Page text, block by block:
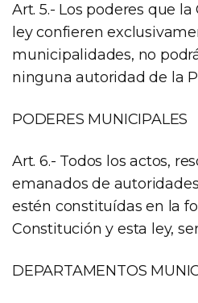
Art. 5.- Los poderes que
ley confieren
municipalidades, no
ninguna autoridad de la
PODERES MUNICIPALES
Art. 6.- Todos los actos,
emanados de
estén constituídas en la
Constitución y esta ley,
DEPARTAMENTOS